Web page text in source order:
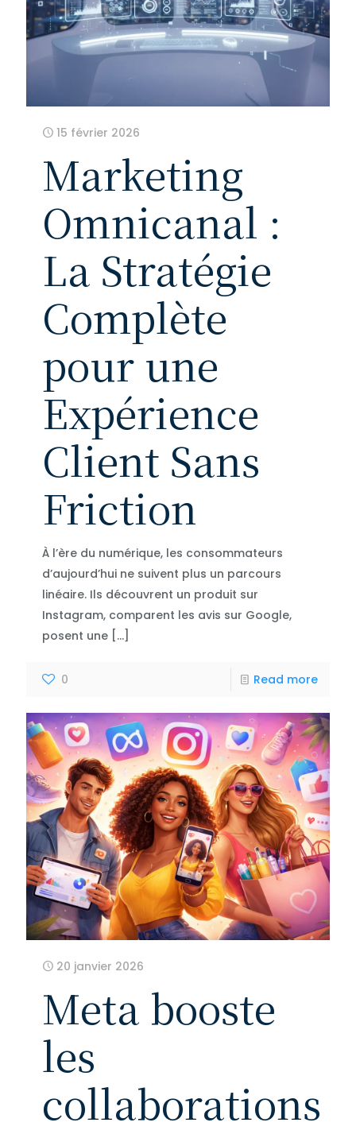
15 février 2026
Marketing
Omnicanal :
La Stratégie
Complète
pour une
Expérience
Client Sans
Friction
À l’ère du numérique, les consommateurs
d’aujourd’hui ne suivent plus un parcours
linéaire. Ils découvrent un produit sur
Instagram, comparent les avis sur Google,
posent une […]
0 Read more
20 janvier 2026
Meta booste
les
collaborations